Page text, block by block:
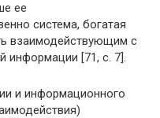
ее
система, богатая
взаимодействующим с
информации [71, с. 7].
и информационного